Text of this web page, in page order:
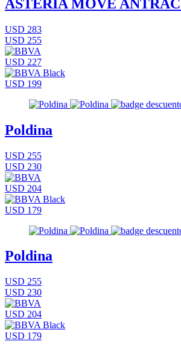
ASTERIA MOVE
USD 283
USD 255
USD 227
USD 199
Poldina
USD 255
USD 230
USD 204
USD 179
Poldina
USD 255
USD 230
USD 204
USD 179